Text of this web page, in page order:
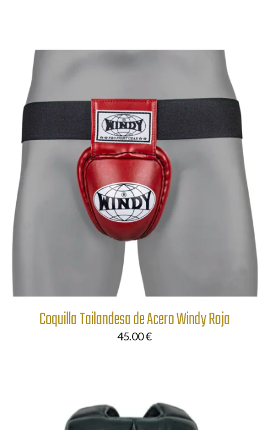
Coquilla Tailandesa de Acero Windy Roja
45.00€